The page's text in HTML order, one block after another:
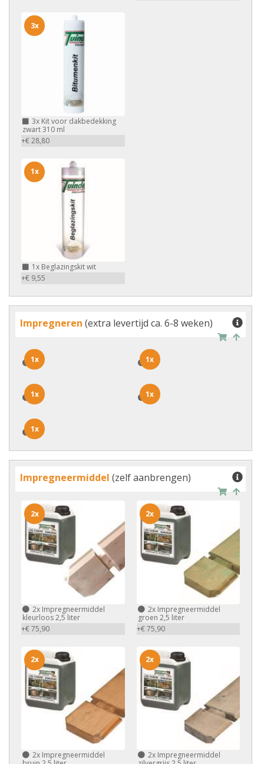
3x Kit voor dakbedekking
zwart 310 ml
+€ 28,80
3x
1x Beglazingskit wit
+€ 9,55
1x
Impregneren (extra levertijd ca. 6-8 weken)
1x
1x 1x
1x
1x
1x 1x
1x
1x
1x
Impregneermiddel (zelf aanbrengen)
2x Impregneermiddel
kleurloos 2,5 liter
+€ 75,90
2x
2xImpregneermiddel
groen 2,5 liter
+€ 75,90
2x
2x Impregneermiddel
2x
2xImpregneermiddel
2x